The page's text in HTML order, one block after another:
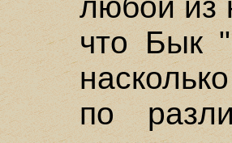
что Бык
по